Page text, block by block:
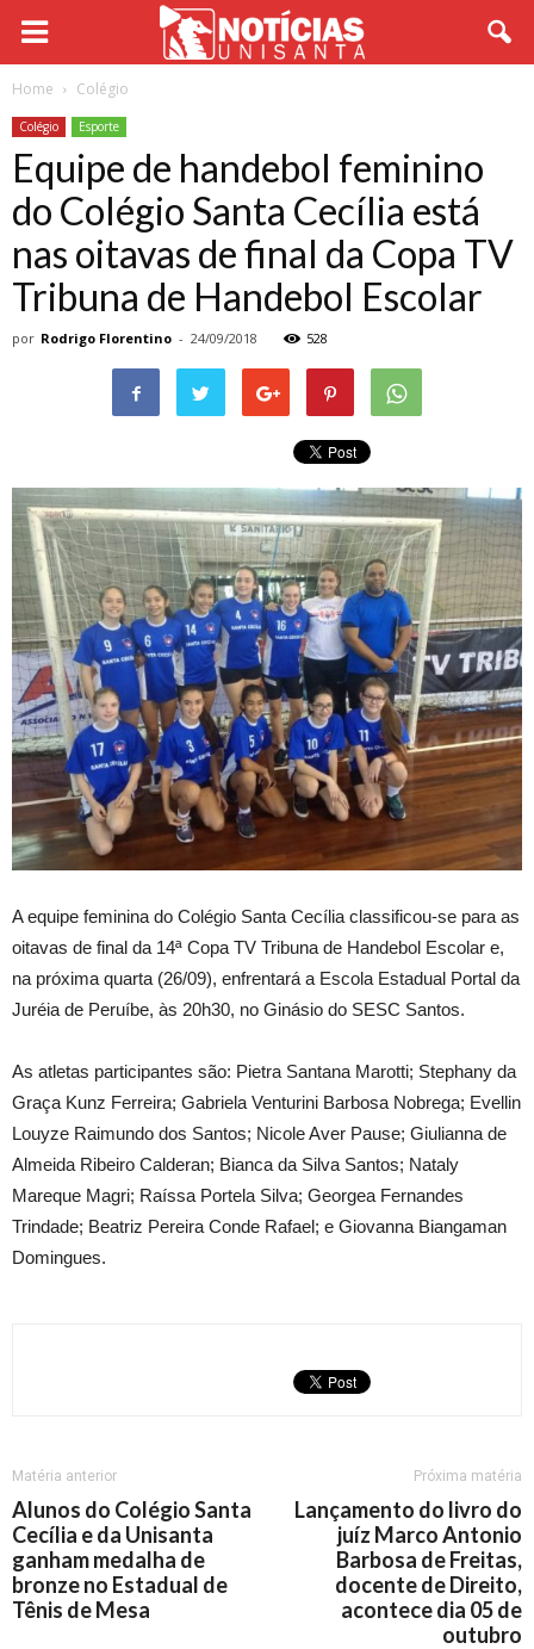
Home Colégio
Colégio Esporte
Equipe de handebol feminino
do Colégio Santa Cecília está
nas oitavas de final da Copa TV
Tribuna de Handebol Escolar
por Rodrigo Florentino - 24/09/2018 528
A equipe feminina do Colégio Santa Cecília classificou-se para as
oitavas de final da 14ª Copa TV Tribuna de Handebol Escolar e,
na próxima quarta (26/09), enfrentará a Escola Estadual Portal da
Juréia de Peruíbe, às 20h30, no Ginásio do SESC Santos.
As atletas participantes são: Pietra Santana Marotti; Stephany da
Graça Kunz Ferreira; Gabriela Venturini Barbosa Nobrega; Evellin
Louyze Raimundo dos Santos; Nicole Aver Pause; Giulianna de
Almeida Ribeiro Calderan; Bianca da Silva Santos; Nataly
Mareque Magri; Raíssa Portela Silva; Georgea Fernandes
Trindade; Beatriz Pereira Conde Rafael; e Giovanna Biangaman
Domingues.
Matéria anterior
Alunos do Colégio Santa
Cecília e da Unisanta
ganham medalha de
bronze no Estadual de
Tênis de Mesa
Próxima matéria
Lançamento do livro do
juíz Marco Antonio
Barbosa de Freitas,
docente de Direito,
acontece dia 05 de
outubro